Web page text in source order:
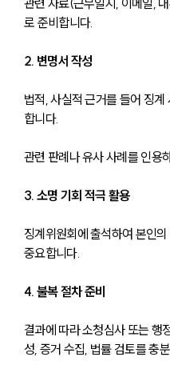
관련 자료(근무일지, 이메일,
로 준비합니다.
2. 변명서 작성
법적, 사실적 근거를 들어 징
합니다.
관련 판례나 유사 사례를 인용
3. 소명 기회 적극 활용
징계위원회에 출석하여 본인
중요합니다.
4. 불복 절차 준비
결과에 따라 소청심사 또는 행
성, 증거 수집, 법률 검토를 충